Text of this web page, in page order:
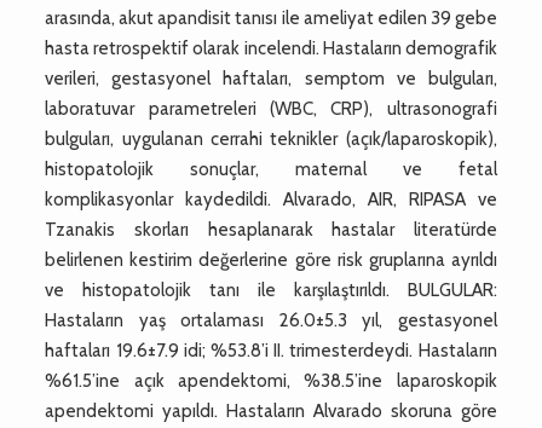
arasında, akut apandisit tanısı ile ameliyat edilen 39 gebe
hasta retrospektif olarak incelendi. Hastaların demografik
verileri, gestasyonel haftaları, semptom ve bulguları,
laboratuvar parametreleri (WBC, CRP), ultrasonografi
bulguları, uygulanan cerrahi teknikler (açık/laparoskopik),
histopatolojik sonuçlar, maternal ve fetal
komplikasyonlar kaydedildi. Alvarado, AIR, RIPASA ve
Tzanakis skorları hesaplanarak hastalar literatürde
belirlenen kestirim değerlerine göre risk gruplarına ayrıldı
ve histopatolojik tanı ile karşılaştırıldı. BULGULAR:
Hastaların yaş ortalaması 26.0±5.3 yıl, gestasyonel
haftaları 19.6±7.9 idi; %53.8’i II. trimesterdeydi. Hastaların
%61.5’ine açık apendektomi, %38.5’ine laparoskopik
apendektomi yapıldı. Hastaların Alvarado skoruna göre